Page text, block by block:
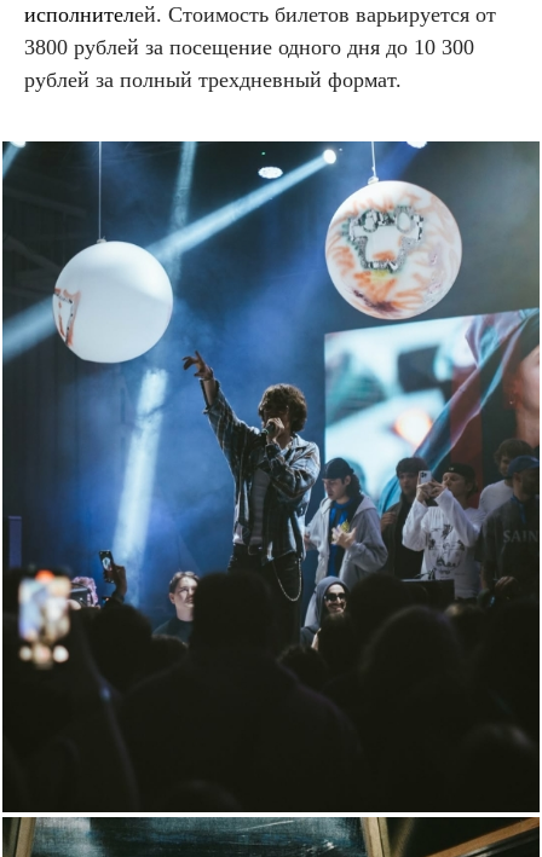
исполнителей. Стоимость билетов варьируется от
3800 рублей за посещение одного дня до 10 300
рублей за полный трехдневный формат.